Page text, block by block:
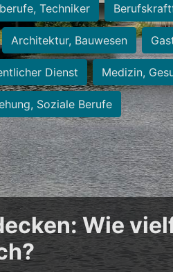
Techniker
Architektur, Bauwesen
Dienst Medizin,
Soziale Berufe
Wie